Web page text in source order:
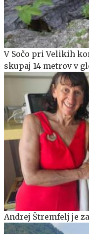
V Sočo pri Velikih
skupaj 14 metrov v
Andrej Štremfelj je